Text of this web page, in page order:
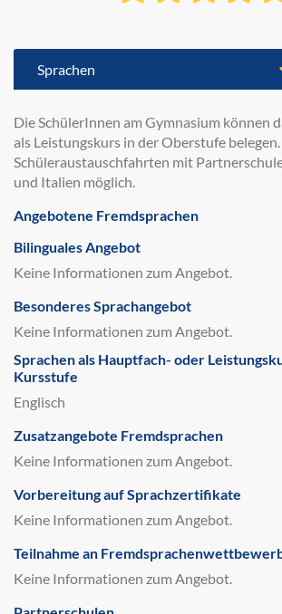
Sprachen
Die SchülerInnen am Gymnasium können
als Leistungskurs in der Oberstufe
Schüleraustauschfahrten mit
und Italien möglich.
Angebotene Fremdsprachen
Bilinguales Angebot
Keine Informationen zum Angebot.
Besonderes Sprachangebot
Keine Informationen zum Angebot.
Sprachen als Hauptfach- oder
Kursstufe
Englisch
Zusatzangebote Fremdsprachen
Keine Informationen zum Angebot.
Vorbereitung auf Sprachzertifikate
Keine Informationen zum Angebot.
Teilnahme an
Keine Informationen zum Angebot.